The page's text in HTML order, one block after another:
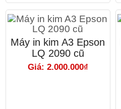
Máy in kim A3 Epson
LQ 2090 cũ
Giá: 2.000.000₫